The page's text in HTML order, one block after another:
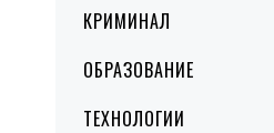
КРИМИНАЛ
ОБРАЗОВАНИЕ
ТЕХНОЛОГИИ